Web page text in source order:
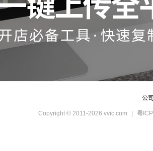
公
Copyright © 2011-2026 vvic.com 粤